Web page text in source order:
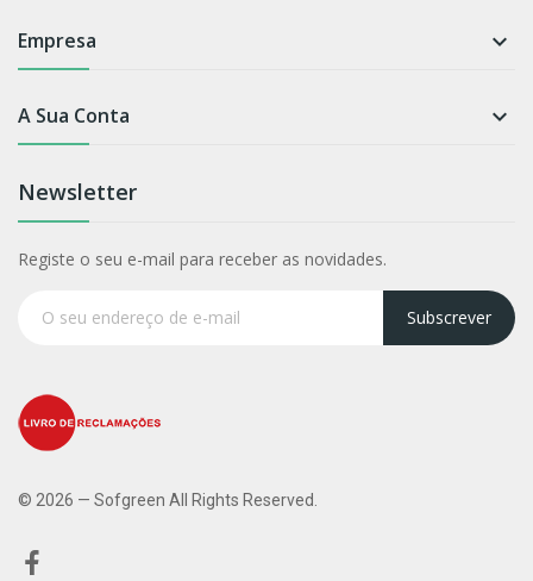
Empresa 
A Sua Conta 
Newsletter
Registe o seu e-mail para receber as novidades.
Subscrever
© 2026 — Sofgreen All Rights Reserved.